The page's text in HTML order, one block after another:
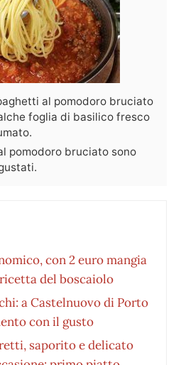
al pomodoro bruciato
foglia di basilico fresco
pomodoro bruciato sono
con 2 euro mangia
del boscaiolo
a Castelnuovo di Porto
con il gusto
saporito e delicato